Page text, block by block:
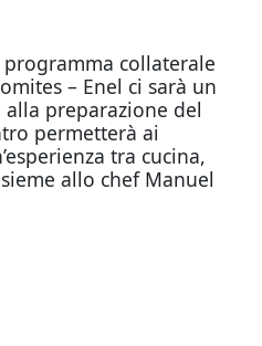
collaterale
– Enel ci sarà un
preparazione del
permetterà ai
tra cucina,
allo chef Manuel